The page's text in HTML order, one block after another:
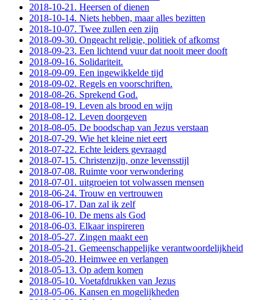
2018-10-21. Heersen of dienen
2018-10-14. Niets hebben, maar alles bezitten
2018-10-07. Twee zullen een zijn
2018-09-30. Ongeacht religie, politiek of afkomst
2018-09-23. Een lichtend vuur dat nooit meer dooft
2018-09-16. Solidariteit.
2018-09-09. Een ingewikkelde tijd
2018-09-02. Regels en voorschriften.
2018-08-26. Sprekend God.
2018-08-19. Leven als brood en wijn
2018-08-12. Leven doorgeven
2018-08-05. De boodschap van Jezus verstaan
2018-07-29. Wie het kleine niet eert
2018-07-22. Echte leiders gevraagd
2018-07-15. Christenzijn, onze levensstijl
2018-07-08. Ruimte voor verwondering
2018-07-01. uitgroeien tot volwassen mensen
2018-06-24. Trouw en vertrouwen
2018-06-17. Dan zal ik zelf
2018-06-10. De mens als God
2018-06-03. Elkaar inspireren
2018-05-27. Zingen maakt een
2018-05-21. Gemeenschappelijke verantwoordelijkheid
2018-05-20. Heimwee en verlangen
2018-05-13. Op adem komen
2018-05-10. Voetafdrukken van Jezus
2018-05-06. Kansen en mogelijkheden